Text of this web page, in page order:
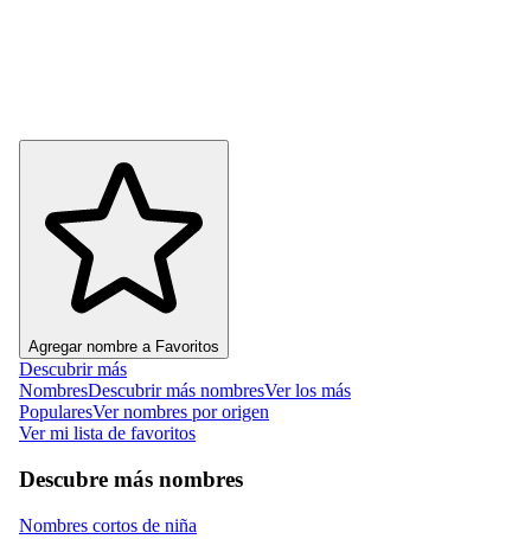
Agregar nombre a Favoritos
Descubrir más
NombresDescubrir más nombresVer los más
PopularesVer nombres por origen
Ver mi lista de favoritos
Descubre más nombres
Nombres cortos de niña